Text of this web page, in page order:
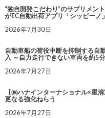
“独自開発こだわり”のサプリメン
がEC自動出荷アプリ「シッピーノ
2026年7月30日
自動車船の荷役中断を抑制する自
入 ～自力走行できない車両を約5
2026年7月27日
【㈱ハナインターナショナル×星
更なる強化ねらう
2026年7月27日